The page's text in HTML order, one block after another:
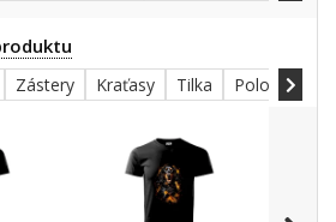
Zástery Kraťasy Tilka Polokošele